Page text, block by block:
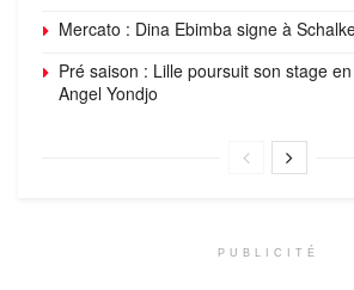
Mercato : Dina Ebimba signe à
Pré saison : Lille poursuit son stage
Angel Yondjo
PUBLICITÉ